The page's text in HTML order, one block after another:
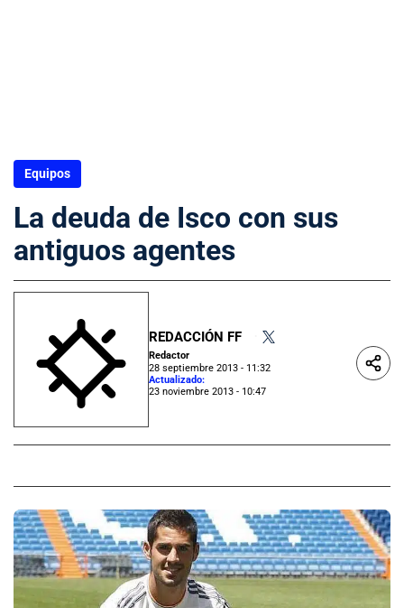
Equipos
La deuda de Isco con sus
antiguos agentes
REDACCIÓN FF
Redactor
28 septiembre 2013 - 11:32
Actualizado:
23 noviembre 2013 - 10:47